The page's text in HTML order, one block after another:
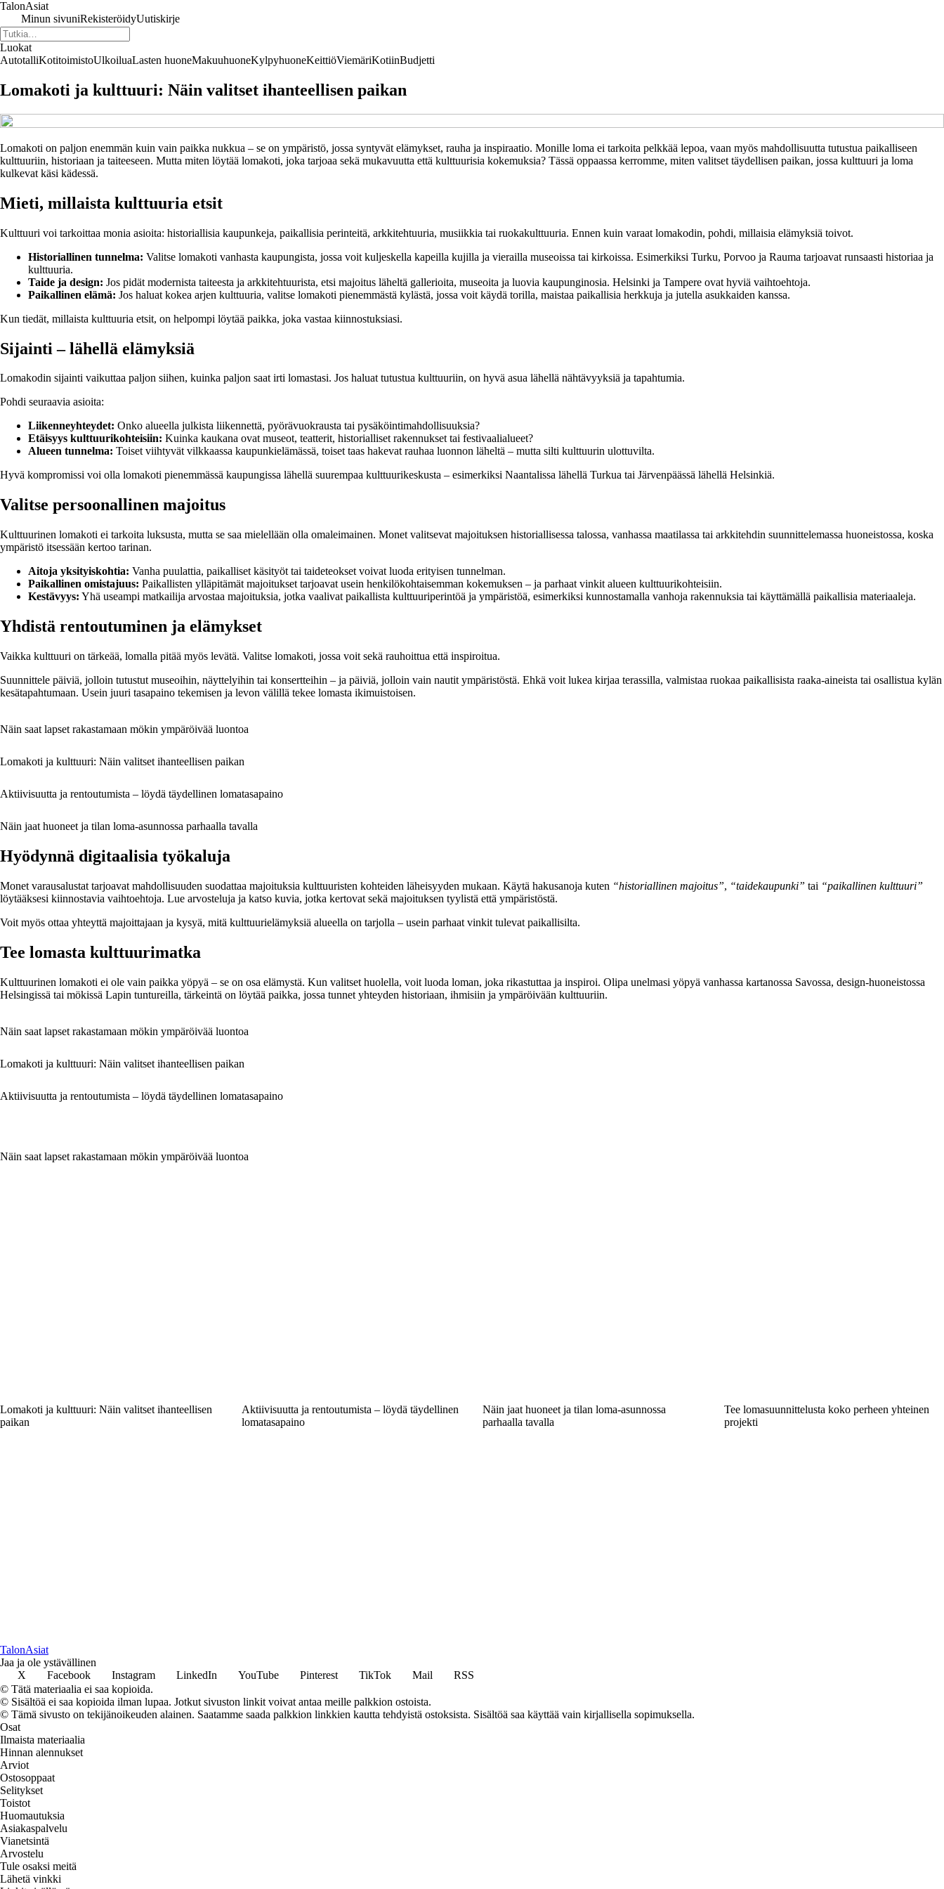
TalonAsiat
Minun sivuniRekisteröidyUutiskirje
Luokat
AutotalliKotitoimistoUlkoiluaLasten huoneMakuuhuoneKylpyhuoneKeittiöViemäriKotiinBudjetti
Lomakoti ja kulttuuri: Näin valitset ihanteellisen paikan
Lomakoti on paljon enemmän kuin vain paikka nukkua – se on ympäristö, jossa syntyvät elämykset, rauha ja inspiraatio. Monille loma ei tarkoita pelkkää lepoa, vaan myös mahdollisuutta tutustua paikalliseen
kulttuuriin, historiaan ja taiteeseen. Mutta miten löytää lomakoti, joka tarjoaa sekä mukavuutta että kulttuurisia kokemuksia? Tässä oppaassa kerromme, miten valitset täydellisen paikan, jossa kulttuuri ja loma
kulkevat käsi kädessä.
Mieti, millaista kulttuuria etsit
Kulttuuri voi tarkoittaa monia asioita: historiallisia kaupunkeja, paikallisia perinteitä, arkkitehtuuria, musiikkia tai ruokakulttuuria. Ennen kuin varaat lomakodin, pohdi, millaisia elämyksiä toivot.
Historiallinen tunnelma: Valitse lomakoti vanhasta kaupungista, jossa voit kuljeskella kapeilla kujilla ja vierailla museoissa tai kirkoissa. Esimerkiksi Turku, Porvoo ja Rauma tarjoavat runsaasti historiaa ja
kulttuuria.
Taide ja design: Jos pidät modernista taiteesta ja arkkitehtuurista, etsi majoitus läheltä gallerioita, museoita ja luovia kaupunginosia. Helsinki ja Tampere ovat hyviä vaihtoehtoja.
Paikallinen elämä: Jos haluat kokea arjen kulttuuria, valitse lomakoti pienemmästä kylästä, jossa voit käydä torilla, maistaa paikallisia herkkuja ja jutella asukkaiden kanssa.
Kun tiedät, millaista kulttuuria etsit, on helpompi löytää paikka, joka vastaa kiinnostuksiasi.
Sijainti – lähellä elämyksiä
Lomakodin sijainti vaikuttaa paljon siihen, kuinka paljon saat irti lomastasi. Jos haluat tutustua kulttuuriin, on hyvä asua lähellä nähtävyyksiä ja tapahtumia.
Pohdi seuraavia asioita:
Liikenneyhteydet: Onko alueella julkista liikennettä, pyörävuokrausta tai pysäköintimahdollisuuksia?
Etäisyys kulttuurikohteisiin: Kuinka kaukana ovat museot, teatterit, historialliset rakennukset tai festivaalialueet?
Alueen tunnelma: Toiset viihtyvät vilkkaassa kaupunkielämässä, toiset taas hakevat rauhaa luonnon läheltä – mutta silti kulttuurin ulottuvilta.
Hyvä kompromissi voi olla lomakoti pienemmässä kaupungissa lähellä suurempaa kulttuurikeskusta – esimerkiksi Naantalissa lähellä Turkua tai Järvenpäässä lähellä Helsinkiä.
Valitse persoonallinen majoitus
Kulttuurinen lomakoti ei tarkoita luksusta, mutta se saa mielellään olla omaleimainen. Monet valitsevat majoituksen historiallisessa talossa, vanhassa maatilassa tai arkkitehdin suunnittelemassa huoneistossa, koska
ympäristö itsessään kertoo tarinan.
Aitoja yksityiskohtia: Vanha puulattia, paikalliset käsityöt tai taideteokset voivat luoda erityisen tunnelman.
Paikallinen omistajuus: Paikallisten ylläpitämät majoitukset tarjoavat usein henkilökohtaisemman kokemuksen – ja parhaat vinkit alueen kulttuurikohteisiin.
Kestävyys: Yhä useampi matkailija arvostaa majoituksia, jotka vaalivat paikallista kulttuuriperintöä ja ympäristöä, esimerkiksi kunnostamalla vanhoja rakennuksia tai käyttämällä paikallisia materiaaleja.
Yhdistä rentoutuminen ja elämykset
Vaikka kulttuuri on tärkeää, lomalla pitää myös levätä. Valitse lomakoti, jossa voit sekä rauhoittua että inspiroitua.
Suunnittele päiviä, jolloin tutustut museoihin, näyttelyihin tai konsertteihin – ja päiviä, jolloin vain nautit ympäristöstä. Ehkä voit lukea kirjaa terassilla, valmistaa ruokaa paikallisista raaka-aineista tai osallistua kylän
kesätapahtumaan. Usein juuri tasapaino tekemisen ja levon välillä tekee lomasta ikimuistoisen.
Näin saat lapset rakastamaan mökin ympäröivää luontoa
Lomakoti ja kulttuuri: Näin valitset ihanteellisen paikan
Aktiivisuutta ja rentoutumista – löydä täydellinen lomatasapaino
Näin jaat huoneet ja tilan loma-asunnossa parhaalla tavalla
Hyödynnä digitaalisia työkaluja
Monet varausalustat tarjoavat mahdollisuuden suodattaa majoituksia kulttuuristen kohteiden läheisyyden mukaan. Käytä hakusanoja kuten “historiallinen majoitus”, “taidekaupunki” tai “paikallinen kulttuuri”
löytääksesi kiinnostavia vaihtoehtoja. Lue arvosteluja ja katso kuvia, jotka kertovat sekä majoituksen tyylistä että ympäristöstä.
Voit myös ottaa yhteyttä majoittajaan ja kysyä, mitä kulttuurielämyksiä alueella on tarjolla – usein parhaat vinkit tulevat paikallisilta.
Tee lomasta kulttuurimatka
Kulttuurinen lomakoti ei ole vain paikka yöpyä – se on osa elämystä. Kun valitset huolella, voit luoda loman, joka rikastuttaa ja inspiroi. Olipa unelmasi yöpyä vanhassa kartanossa Savossa, design-huoneistossa
Helsingissä tai mökissä Lapin tuntureilla, tärkeintä on löytää paikka, jossa tunnet yhteyden historiaan, ihmisiin ja ympäröivään kulttuuriin.
Näin saat lapset rakastamaan mökin ympäröivää luontoa
Lomakoti ja kulttuuri: Näin valitset ihanteellisen paikan
Aktiivisuutta ja rentoutumista – löydä täydellinen lomatasapaino
Näin saat lapset rakastamaan mökin ympäröivää luontoa
Lomakoti ja kulttuuri: Näin valitset ihanteellisen
paikan
Aktiivisuutta ja rentoutumista – löydä täydellinen
lomatasapaino
Näin jaat huoneet ja tilan loma-asunnossa
parhaalla tavalla
Tee lomasuunnittelusta koko perheen yhteinen
projekti
TalonAsiat
Jaa ja ole ystävällinen
X
Facebook Instagram LinkedIn YouTube Pinterest TikTok Mail
RSS
© Tätä materiaalia ei saa kopioida.
© Sisältöä ei saa kopioida ilman lupaa. Jotkut sivuston linkit voivat antaa meille palkkion ostoista.
© Tämä sivusto on tekijänoikeuden alainen. Saatamme saada palkkion linkkien kautta tehdyistä ostoksista. Sisältöä saa käyttää vain kirjallisella sopimuksella.
Osat
Ilmaista materiaalia
Hinnan alennukset
Arviot
Ostosoppaat
Selitykset
Toistot
Huomautuksia
Asiakaspalvelu
Vianetsintä
Arvostelu
Tule osaksi meitä
Lähetä vinkki